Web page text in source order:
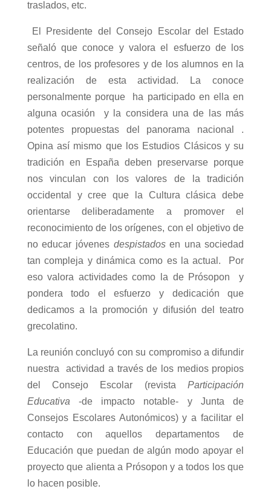
traslados, etc.
El Presidente del Consejo Escolar del Estado
señaló que conoce y valora el esfuerzo de los
centros, de los profesores y de los alumnos en la
realización de esta actividad. La conoce
personalmente porque
ha participado en ella en
alguna ocasión
y la considera una de las más
potentes propuestas del panorama nacional .
Opina así mismo que los Estudios Clásicos y su
tradición en España deben preservarse porque
nos vinculan con los valores de la tradición
occidental y cree que
la Cultura clásica debe
orientarse deliberadamente a promover el
reconocimiento de los orígenes, con el objetivo de
no educar jóvenes despistadosen una sociedad
tan compleja y dinámica como es la actual.
Por
eso valora actividades como la de Prósopon
y
pondera todo el esfuerzo y dedicación que
dedicamos a la promoción y difusión del teatro
grecolatino.
La reunión concluyó con su compromiso a difundir
nuestra
actividad a través de los medios propios
del Consejo Escolar (revistaParticipación
Educativa -de impacto notable- y Junta de
Consejos Escolares Autonómicos) y a facilitar el
contacto con aquellos departamentos de
Educación que puedan de algún modo apoyar el
proyecto que alienta a Prósopon y a todos los que
lo hacen posible.